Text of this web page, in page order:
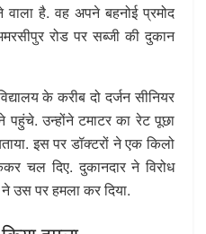
है. वह अपने बहनोई प्रमोद
रोड पर सब्जी की दुकान
के करीब दो दर्जन सीनियर
उन्होंने टमाटर का रेट पूछा
इस पर डॉक्टरों ने एक किलो
चल दिए. दुकानदार ने विरोध
उस पर हमला कर दिया.